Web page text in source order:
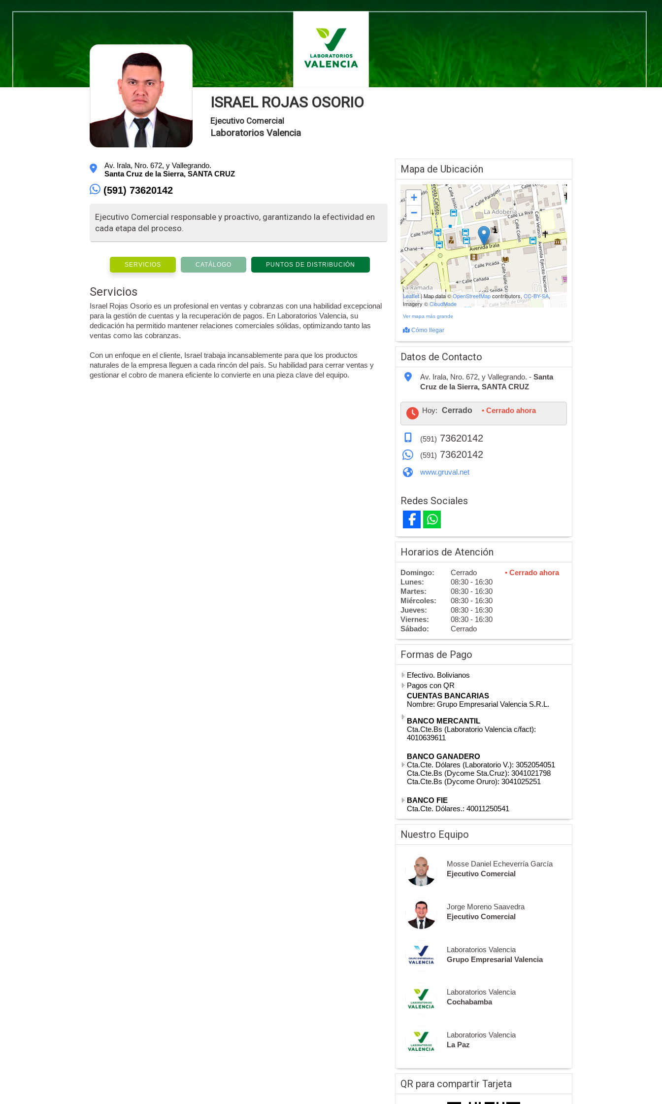
ISRAEL ROJAS OSORIO
Ejecutivo Comercial
Laboratorios Valencia
Av. Irala, Nro. 672, y Vallegrando.
Santa Cruz de la Sierra, SANTA CRUZ
(591) 73620142
Ejecutivo Comercial responsable y proactivo, garantizando la efectividad en
cada etapa del proceso.
SERVICIOS CATÁLOGO PUNTOS DE DISTRIBUCIÓN
Servicios
Israel Rojas Osorio es un profesional en ventas y cobranzas con una habilidad excepcional
para la gestión de cuentas y la recuperación de pagos. En Laboratorios Valencia, su
dedicación ha permitido mantener relaciones comerciales sólidas, optimizando tanto las
ventas como las cobranzas.
Con un enfoque en el cliente, Israel trabaja incansablemente para que los productos
naturales de la empresa lleguen a cada rincón del país. Su habilidad para cerrar ventas y
gestionar el cobro de manera eficiente lo convierte en una pieza clave del equipo.
Mapa de Ubicación
+
−
200 m
500 ft
Leaflet| Map data ©OpenStreetMapcontributors, CC-BY-SA,
Imagery ©CloudMade
Ver mapa más grande
Cómo llegar
Datos de Contacto
Av. Irala, Nro. 672, y Vallegrando. - Santa
Cruz de la Sierra, SANTA CRUZ
Hoy: Cerrado • Cerrado ahora
(591) 73620142
(591) 73620142
www.gruval.net
Redes Sociales
Horarios de Atención
Domingo: Cerrado
• Cerrado ahora
Lunes:
08:30 - 16:30
Martes:
08:30 - 16:30
Miércoles:
08:30 - 16:30
Jueves:
08:30 - 16:30
Viernes:
08:30 - 16:30
Sábado:
Cerrado
Formas de Pago
Efectivo. Bolivianos
Pagos con QR
CUENTAS BANCARIAS
Nombre: Grupo Empresarial Valencia S.R.L.
BANCO MERCANTIL
Cta.Cte.Bs (Laboratorio Valencia c/fact):
4010639611
BANCO GANADERO
Cta.Cte. Dólares (Laboratorio V.): 3052054051
Cta.Cte.Bs (Dycome Sta.Cruz): 3041021798
Cta.Cte.Bs (Dycome Oruro): 3041025251
BANCO FIE
Cta.Cte. Dólares.: 40011250541
Nuestro Equipo
Mosse Daniel Echeverría García
Ejecutivo Comercial
Jorge Moreno Saavedra
Ejecutivo Comercial
Laboratorios Valencia
Grupo Empresarial Valencia
Laboratorios Valencia
Cochabamba
Laboratorios Valencia
La Paz
QR para compartir Tarjeta